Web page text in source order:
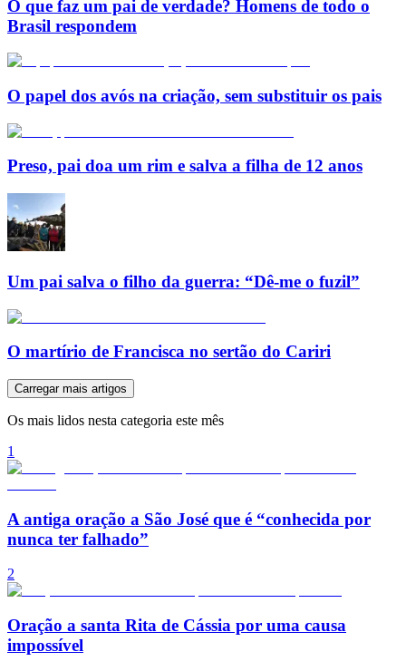
O que faz um pai de verdade? Homens de todo o
Brasil respondem
O papel dos avós na criação, sem substituir os pais
Preso, pai doa um rim e salva a filha de 12 anos
Um pai salva o filho da guerra: “Dê-me o fuzil”
O martírio de Francisca no sertão do Cariri
Carregar mais artigos
Os mais lidos nesta categoria este mês
1
A antiga oração a São José que é “conhecida por
nunca ter falhado”
2
Oração a santa Rita de Cássia por uma causa
impossível